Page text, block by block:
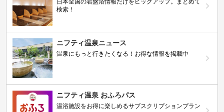
日本全国の岩盤浴情報だけをピックアップ。まとめて
検索！
ニフティ温泉ニュース
温泉にもっと行きたくなる！お得な情報を掲載中
ニフティ温泉 おふろパス
温浴施設をお得に楽しめるサブスクリプションプラン